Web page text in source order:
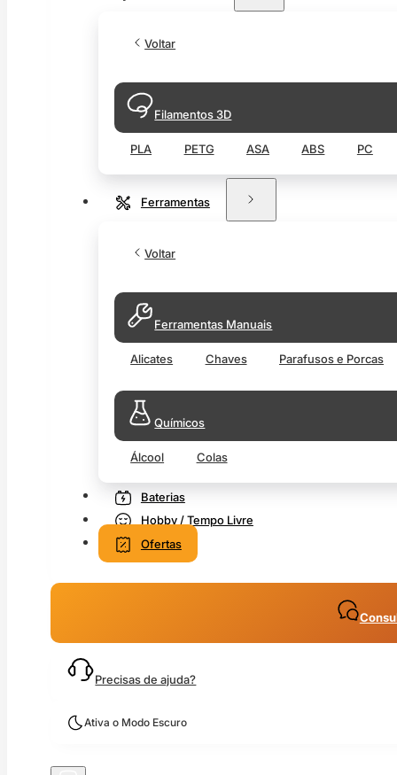
Voltar
Filamentos 3D
PLA PETG ASA ABS PC
Ferramentas
Voltar
Ferramentas Manuais
Alicates Chaves Parafusos e Porcas
Químicos
Álcool Colas
Baterias
Hobby / Tempo Livre
Ofertas
Precisas de ajuda?
Ativa o Modo Escuro